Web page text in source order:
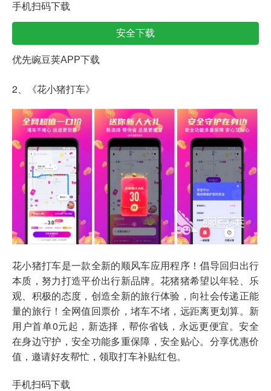
手机扫码下载
安全下载
优先豌豆荚APP下载
2、《花小猪打车》
花小猪打车是一款全新的顺风车应用程序！倡导回归出行
本质，努力打造平价出行新品牌。花猪猪希望以年轻、乐
观、积极的态度，创造全新的旅行体验，向社会传递正能
量的旅行！全网值回票价，堵车不堵，远距离更划算。新
用户首单0元起，新选择，帮你省钱，永远更便宜。安全
在身边守护，安全功能多重保障，安全贴心。分享优惠价
值，邀请好友帮忙，领取打车补贴红包。
手机扫码下载